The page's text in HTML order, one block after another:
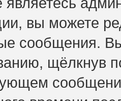
вы можете
сообщения.
щёлкнув